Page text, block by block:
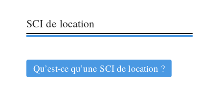
SCI de location
Qu’est-ce qu’une SCI de location ?